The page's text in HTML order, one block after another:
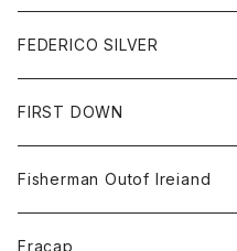
セーター
ショートパンツ
パンツ
レディース
コート
ジャケット
ジャケット
スエットシャツ
ボトム
スエットパンツ
グッズ
帽子
FEDERICO SILVER
アクセサリー
FIRST DOWN
Fisherman Outof Ireiand
ニット
Fracap